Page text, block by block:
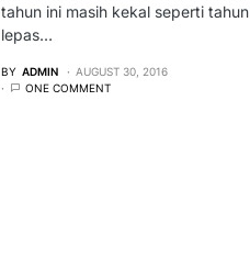
tahun ini masih kekal seperti tahun
lepas…
BY ADMIN
AUGUST 30, 2016
ONE COMMENT